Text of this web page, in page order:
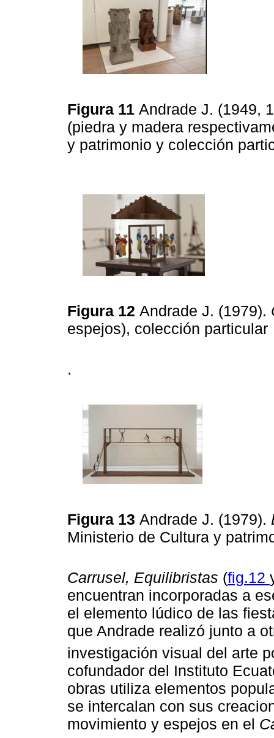
Figura 11 Andrade J. (1949,
(piedra y madera
y patrimonio y colección
Figura 12 Andrade J. (1979).
espejos), colección particular
.
Figura 13 Andrade J. (1979).
Ministerio de Cultura y
Carrusel, Equilibristas (fig.12
encuentran incorporadas a
el elemento lúdico de las
que Andrade realizó junto a
investigación visual del arte
cofundador del Instituto
obras utiliza elementos
se intercalan con sus
movimiento y espejos en el